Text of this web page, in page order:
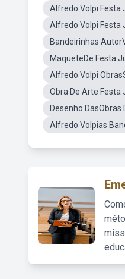
Alfredo Volpi Festa
Alfredo Volpi Festa
Bandeirinhas
MaqueteDe Festa
Alfredo Volpi
Obra De Arte Festa
Desenho
Alfredo Volpias